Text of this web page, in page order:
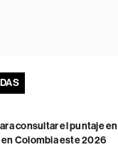
consultar el puntaje en
en Colombia este 2026